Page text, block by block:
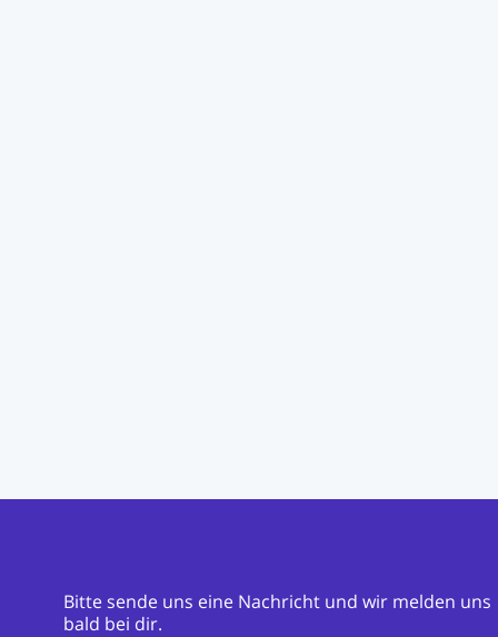
Bitte sende uns eine Nachricht und wir melden uns
bald bei dir.